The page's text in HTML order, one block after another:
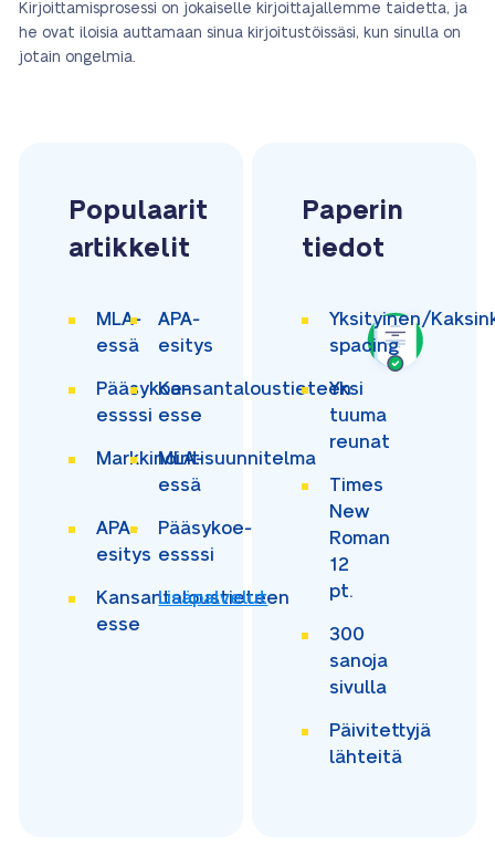
Kirjoittamisprosessi on jokaiselle kirjoittajallemme taidetta, ja
he ovat iloisia auttamaan sinua kirjoitustöissäsi, kun sinulla on
jotain ongelmia.
Populaarit
artikkelit
MLA-
essä
APA-
esitys
Pääsykoe-
essssi
Kansantaloustieteen
esse
Markkinointisuunnitelma
MLA-
essä
APA-
esitys
Pääsykoe-
essssi
Kansantaloustieteen
esse
Lisäpalvelut
Paperin
tiedot
Yksityinen/
spacing
Yksi
tuuma
reunat
Times
New
Roman
12
pt.
300
sanoja
sivulla
Päivitettyjä
lähteitä